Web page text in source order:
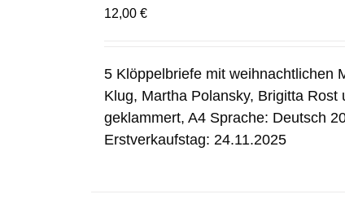
12,00€
5 Klöppelbriefe mit weihnachtlichen
Klug, Martha Polansky, Brigitta Rost
geklammert, A4 Sprache: Deutsch
Erstverkaufstag: 24.11.2025